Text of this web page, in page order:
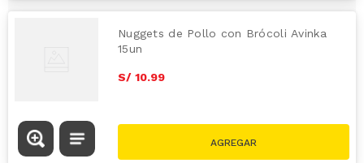
Nuggets de Pollo con Brócoli Avinka
15un
S/ 10.99